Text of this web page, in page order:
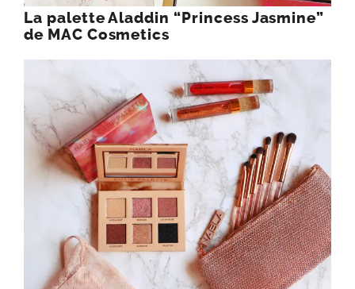
La palette Aladdin “Princess Jasmine”
de MAC Cosmetics